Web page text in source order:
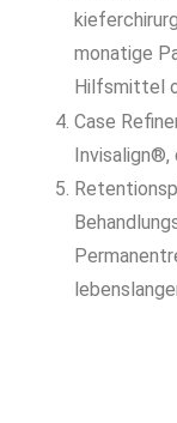
monatige
Hilfsmittel
Case